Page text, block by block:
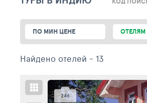
ПО МИН ЦЕНЕ ОТЕЛЯМ
Найдено отелей - 13
246